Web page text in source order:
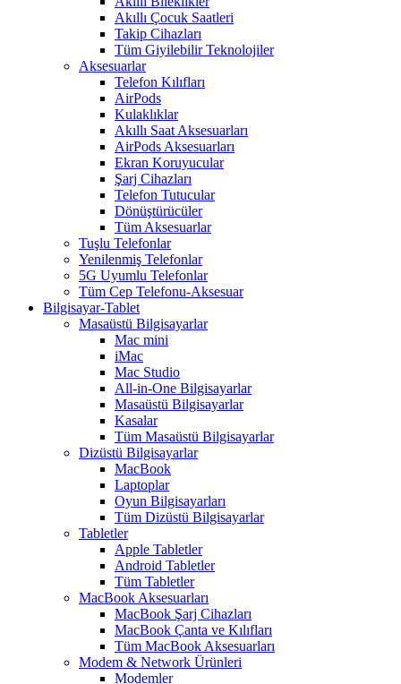
Akıllı Çocuk Saatleri
Takip Cihazları
Tüm Giyilebilir Teknolojiler
Aksesuarlar
Telefon Kılıfları
AirPods
Kulaklıklar
Akıllı Saat Aksesuarları
AirPods Aksesuarları
Ekran Koruyucular
Şarj Cihazları
Telefon Tutucular
Dönüştürücüler
Tüm Aksesuarlar
Tuşlu Telefonlar
Yenilenmiş Telefonlar
5G Uyumlu Telefonlar
Tüm Cep Telefonu-Aksesuar
Bilgisayar-Tablet
Masaüstü Bilgisayarlar
Mac mini
iMac
Mac Studio
All-in-One Bilgisayarlar
Masaüstü Bilgisayarlar
Kasalar
Tüm Masaüstü Bilgisayarlar
Dizüstü Bilgisayarlar
MacBook
Laptoplar
Oyun Bilgisayarları
Tüm Dizüstü Bilgisayarlar
Tabletler
Apple Tabletler
Android Tabletler
Tüm Tabletler
MacBook Aksesuarları
MacBook Şarj Cihazları
MacBook Çanta ve Kılıfları
Tüm MacBook Aksesuarları
Modem & Network Ürünleri
Modemler